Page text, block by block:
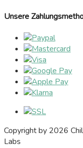
Unsere
Copyright by 2026
Labs